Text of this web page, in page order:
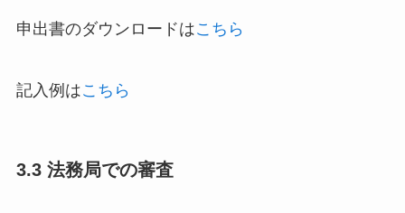
申出書のダウンロードはこちら
記入例はこちら
3.3 法務局での審査